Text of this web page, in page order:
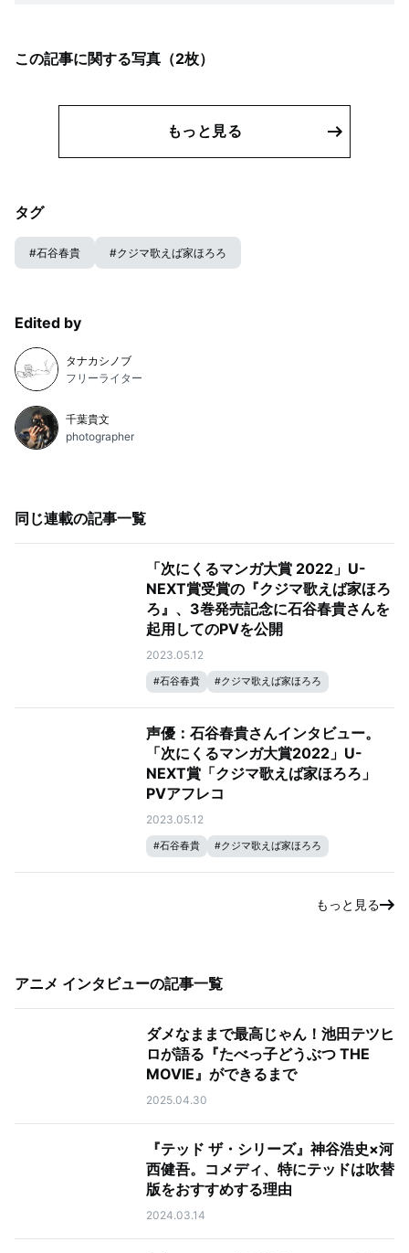
この記事に関する写真（2枚）
もっと見る
タグ
#石谷春貴 #クジマ歌えば家ほろろ
Edited by
タナカシノブ
フリーライター
千葉貴文
photographer
同じ連載の記事一覧
「次にくるマンガ大賞 2022」U-
NEXT賞受賞の『クジマ歌えば家ほろ
ろ』、3巻発売記念に石谷春貴さんを
起用してのPVを公開
2023.05.12
#石谷春貴 #クジマ歌えば家ほろろ
声優：石谷春貴さんインタビュー。
「次にくるマンガ大賞2022」U-
NEXT賞「クジマ歌えば家ほろろ」
PVアフレコ
2023.05.12
#石谷春貴 #クジマ歌えば家ほろろ
もっと見る
アニメ インタビューの記事一覧
ダメなままで最高じゃん！池田テツヒ
ロが語る『たべっ子どうぶつ THE
MOVIE』ができるまで
2025.04.30
『テッド ザ・シリーズ』神谷浩史×河
西健吾。コメディ、特にテッドは吹替
版をおすすめする理由
2024.03.14